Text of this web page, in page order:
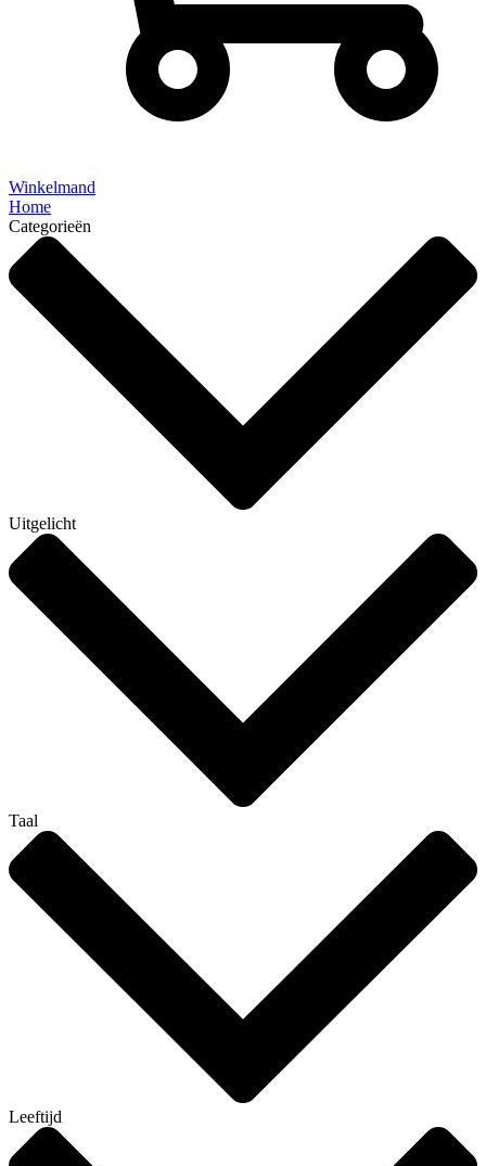
Winkelmand
Home
Categorieën
Uitgelicht
Taal
Leeftijd